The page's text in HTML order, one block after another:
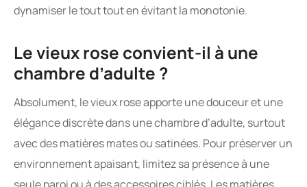
dynamiser le tout tout en évitant la monotonie.
Le vieux rose convient-il à une
chambre d’adulte ?
Absolument, le vieux rose apporte une douceur et une
élégance discrète dans une chambre d’adulte, surtout
avec des matières mates ou satinées. Pour préserver un
environnement apaisant, limitez sa présence à une